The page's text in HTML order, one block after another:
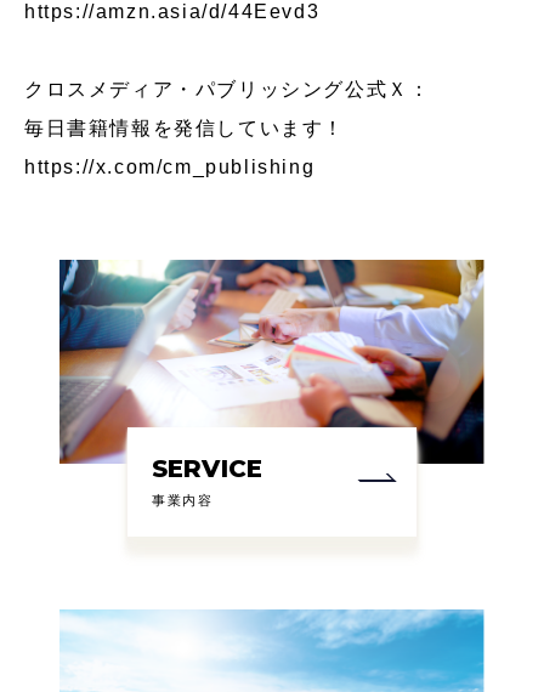
https://amzn.asia/d/44Eevd3
クロスメディア・パブリッシング公式Ｘ：
毎日書籍情報を発信しています！
https://x.com/cm_publishing
SERVICE
事業内容